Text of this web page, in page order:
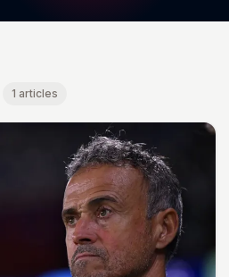
1 articles